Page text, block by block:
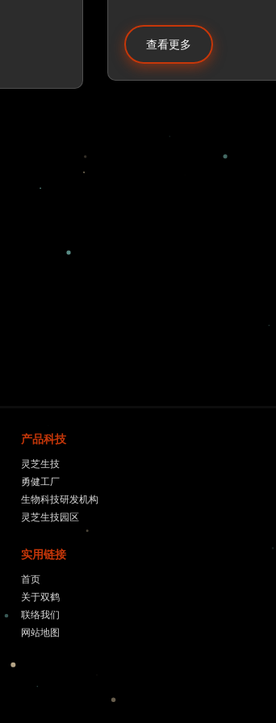
查看更多
产品科技
灵芝⽣技
勇健工厂
生物科技研发机构
灵芝生技园区
实用链接
首页
关于双鹤
联络我们
网站地图